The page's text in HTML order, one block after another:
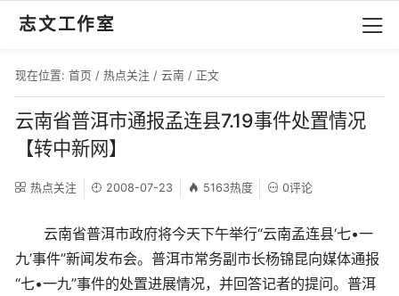
志文工作室
现在位置: 首页 / 热点关注 / 云南 / 正文
云南省普洱市通报孟连县7.19事件处置情况
【转中新网】
热点关注 2008-07-23 5163热度 0评论
云南省普洱市政府将今天下午举行“云南孟连县‘七•一
九’事件”新闻发布会。普洱市常务副市长杨锦昆向媒体通报
“七•一九”事件的处置进展情况，并回答记者的提问。普洱